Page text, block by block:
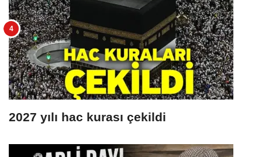
2027 yılı hac kurası çekildi